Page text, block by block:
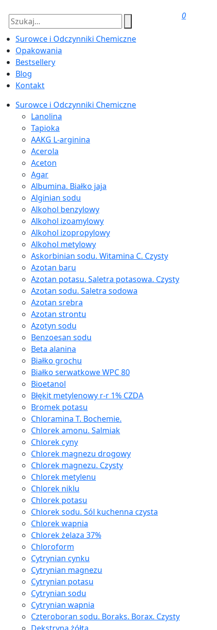
0
Surowce i Odczynniki Chemiczne
Opakowania
Bestsellery
Blog
Kontakt
Surowce i Odczynniki Chemiczne
Lanolina
Tapioka
AAKG L-arginina
Acerola
Aceton
Agar
Albumina. Białko jaja
Alginian sodu
Alkohol benzylowy
Alkohol izoamylowy
Alkohol izopropylowy
Alkohol metylowy
Askorbinian sodu. Witamina C. Czysty
Azotan baru
Azotan potasu. Saletra potasowa. Czysty
Azotan sodu. Saletra sodowa
Azotan srebra
Azotan strontu
Azotyn sodu
Benzoesan sodu
Beta alanina
Białko grochu
Białko serwatkowe WPC 80
Bioetanol
Błękit metylenowy r-r 1% CZDA
Bromek potasu
Chloramina T. Bochemie.
Chlorek amonu. Salmiak
Chlorek cyny
Chlorek magnezu drogowy
Chlorek magnezu. Czysty
Chlorek metylenu
Chlorek niklu
Chlorek potasu
Chlorek sodu. Sól kuchenna czysta
Chlorek wapnia
Chlorek żelaza 37%
Chloroform
Cytrynian cynku
Cytrynian magnezu
Cytrynian potasu
Cytrynian sodu
Cytrynian wapnia
Czteroboran sodu. Boraks. Borax. Czysty